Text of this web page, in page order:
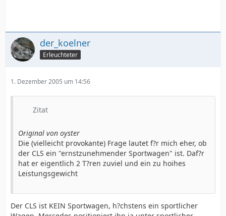
der_koelner
Erleuchteter
1. Dezember 2005 um 14:56
Zitat
Original von oyster
Die (vielleicht provokante) Frage lautet f?r mich eher, ob
der CLS ein "ernstzunehmender Sportwagen" ist. Daf?r
hat er eigentlich 2 T?ren zuviel und ein zu hoihes
Leistungsgewicht
Der CLS ist KEIN Sportwagen, h?chstens ein sportlicher